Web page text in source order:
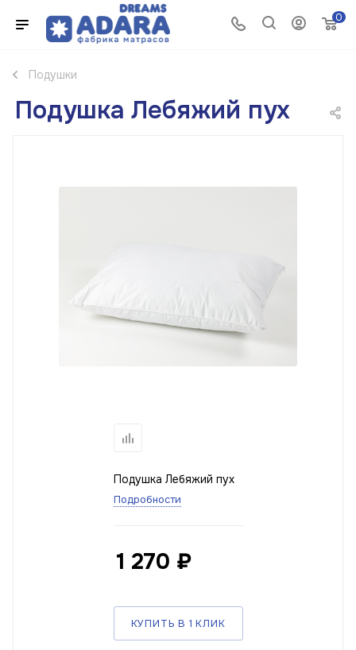
0
Подушки
Подушка Лебяжий пух
Подушка Лебяжий пух
Подробности
1 270 ₽
КУПИТЬ В 1 КЛИК